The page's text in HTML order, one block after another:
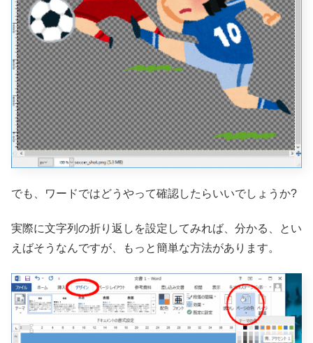
でも、ワードではどうやって確認したらいいでしょうか?
実際に文字列の折り返しを設定してみれば、分かる、とい
えばそうなんですが、もっと簡単な方法があります。